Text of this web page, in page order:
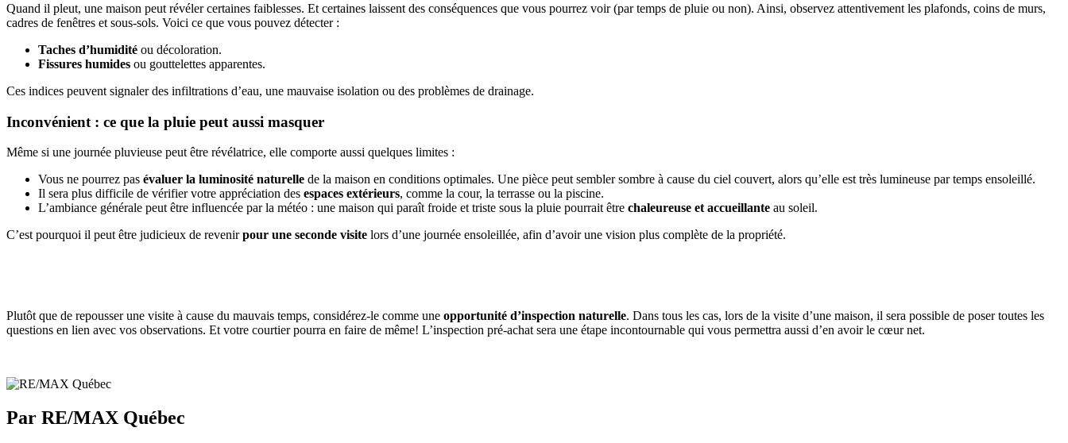
Quand il pleut, une maison peut révéler certaines faiblesses. Et certaines laissent des conséquences que vous pourrez voir (par temps de pluie ou non). Ainsi, observez attentivement les plafonds, coins de murs,
cadres de fenêtres et sous-sols. Voici ce que vous pouvez détecter :
Taches d’humidité ou décoloration.
Fissures humides ou gouttelettes apparentes.
Ces indices peuvent signaler des infiltrations d’eau, une mauvaise isolation ou des problèmes de drainage.
Inconvénient : ce que la pluie peut aussi masquer
Même si une journée pluvieuse peut être révélatrice, elle comporte aussi quelques limites :
Vous ne pourrez pas évaluer la luminosité naturelle de la maison en conditions optimales. Une pièce peut sembler sombre à cause du ciel couvert, alors qu’elle est très lumineuse par temps ensoleillé.
Il sera plus difficile de vérifier votre appréciation des espaces extérieurs, comme la cour, la terrasse ou la piscine.
L’ambiance générale peut être influencée par la météo : une maison qui paraît froide et triste sous la pluie pourrait être chaleureuse et accueillante au soleil.
C’est pourquoi il peut être judicieux de revenirpour une seconde visite lors d’une journée ensoleillée, afin d’avoir une vision plus complète de la propriété.
Plutôt que de repousser une visite à cause du mauvais temps, considérez-le comme une opportunité d’inspection naturelle. Dans tous les cas, lors de la visite d’une maison, il sera possible de poser toutes les
questions en lien avec vos observations. Et votre courtier pourra en faire de même! L’inspection pré-achat sera une étape incontournable qui vous permettra aussi d’en avoir le cœur net.
Par RE/MAX Québec